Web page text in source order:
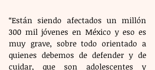
“Están siendo afectados un millón
300 mil jóvenes en México y eso es
muy grave, sobre todo orientado a
quienes debemos de defender y de
cuidar, que son adolescentes y